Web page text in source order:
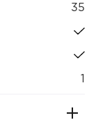
35
1